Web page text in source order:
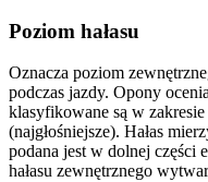
Poziom hałasu
Oznacza poziom
podczas jazdy. Opony
klasyfikowane są w
(najgłośniejsze). Hałas
podana jest w dolnej części
hałasu zewnętrznego